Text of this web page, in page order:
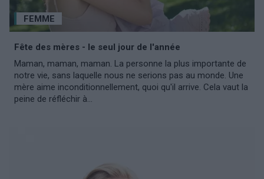
FEMME
Fête des mères - le seul jour de l'année
Maman, maman, maman. La personne la plus importante de
notre vie, sans laquelle nous ne serions pas au monde. Une
mère aime inconditionnellement, quoi qu'il arrive. Cela vaut la
peine de réfléchir à...